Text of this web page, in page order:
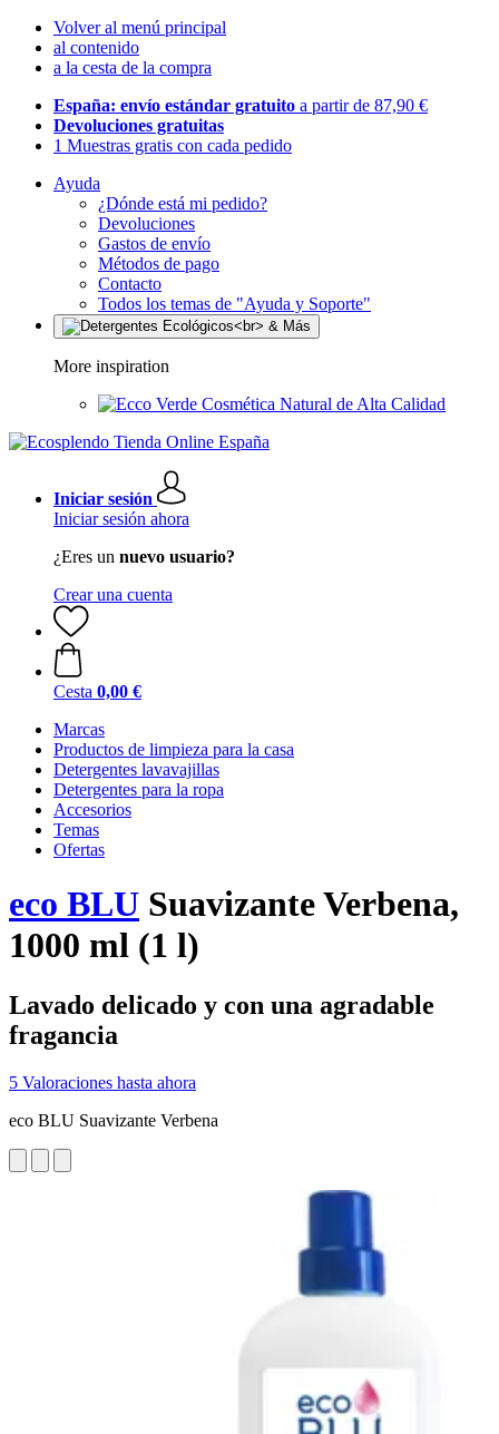
Volver al menú principal
al contenido
a la cesta de la compra
España: envío estándar gratuito a partir de 87,90 €
Devoluciones gratuitas
1 Muestras gratis con cada pedido
Ayuda
¿Dónde está mi pedido?
Devoluciones
Gastos de envío
Métodos de pago
Contacto
Todos los temas de "Ayuda y Soporte"
More inspiration
Cosmética Natural de Alta Calidad
Iniciar sesión
Iniciar sesión ahora
¿Eres un nuevo usuario?
Crear una cuenta
Cesta 0,00 €
Marcas
Productos de limpieza para la casa
Detergentes lavavajillas
Detergentes para la ropa
Accesorios
Temas
Ofertas
eco BLU Suavizante Verbena,
1000 ml (1 l)
Lavado delicado y con una agradable
fragancia
5 Valoraciones hasta ahora
eco BLU Suavizante Verbena